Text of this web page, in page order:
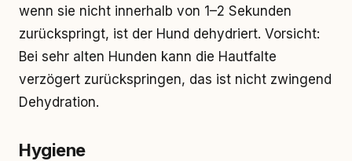
wenn sie nicht innerhalb von 1–2 Sekunden
zurückspringt, ist der Hund dehydriert. Vorsicht:
Bei sehr alten Hunden kann die Hautfalte
verzögert zurückspringen, das ist nicht zwingend
Dehydration.
Hygiene